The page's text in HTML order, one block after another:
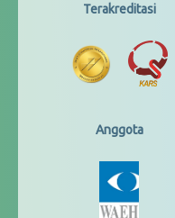
Terakreditasi
Anggota